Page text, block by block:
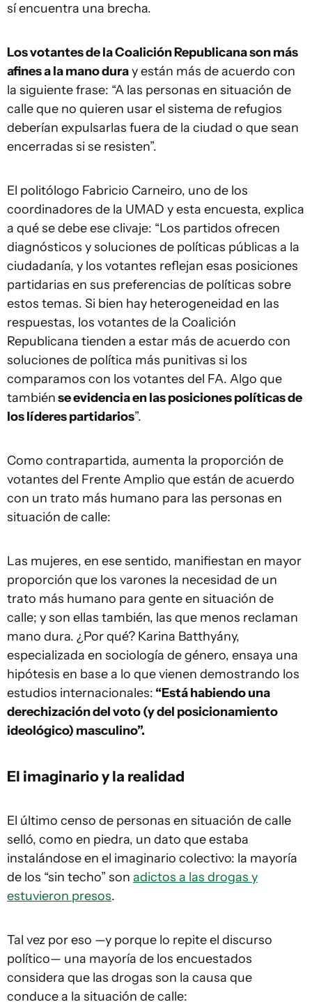
sí encuentra una brecha.
Los votantes de la Coalición Republicana son más
afines a la mano duray están más de acuerdo con
la siguiente frase: “A las personas en situación de
calle que no quieren usar el sistema de refugios
deberían expulsarlas fuera de la ciudad o que sean
encerradas si se resisten”.
El politólogo Fabricio Carneiro, uno de los
coordinadores de la UMAD y esta encuesta, explica
a qué se debe ese clivaje: “Los partidos ofrecen
diagnósticos y soluciones de políticas públicas a la
ciudadanía, y los votantes reflejan esas posiciones
partidarias en sus preferencias de políticas sobre
estos temas. Si bien hay heterogeneidad en las
respuestas, los votantes de la Coalición
Republicana tienden a estar más de acuerdo con
soluciones de política más punitivas si los
comparamos con los votantes del FA. Algo que
tambiénse evidencia en las posiciones políticas de
los líderes partidarios”.
Como contrapartida, aumenta la proporción de
votantes del Frente Amplio que están de acuerdo
con un trato más humano para las personas en
situación de calle:
Las mujeres, en ese sentido, manifiestan en mayor
proporción que los varones la necesidad de un
trato más humano para gente en situación de
calle; y son ellas también, las que menos reclaman
mano dura. ¿Por qué? Karina Batthyány,
especializada en sociología de género, ensaya una
hipótesis en base a lo que vienen demostrando los
estudios internacionales: “Está habiendo una
derechización del voto (y del posicionamiento
ideológico) masculino”.
El imaginario y la realidad
El último censo de personas en situación de calle
selló, como en piedra, un dato que estaba
instalándose en el imaginario colectivo: la mayoría
de los “sin techo” son adictos a las drogas y
estuvieron presos.
Tal vez por eso —y porque lo repite el discurso
político— una mayoría de los encuestados
considera que las drogas son la causa que
conduce a la situación de calle: